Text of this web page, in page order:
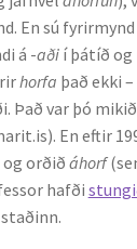
En sú
á -aðií þátíð og
horfa það ekki
Það var þó
En eftir
orðið áhorf
hafði